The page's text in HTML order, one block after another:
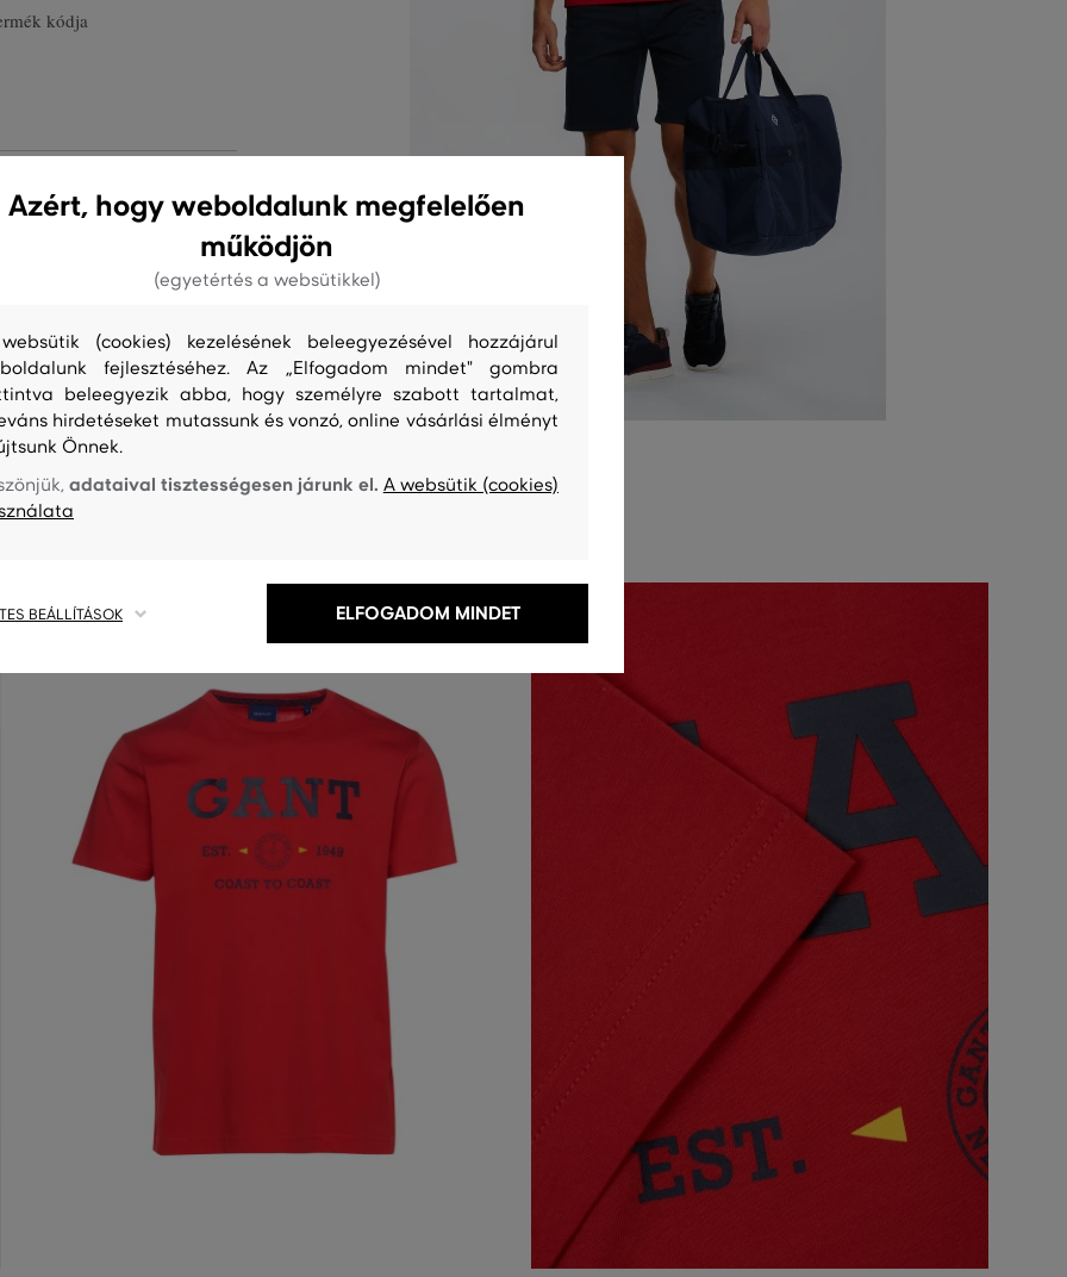
kódja
TISZTÍTÁS
Azért, hogy weboldalunk megfelelően
működjön
(egyetértés a websütikkel)
(cookies) kezelésének beleegyezésével hozzájárul
fejlesztéséhez. Az „Elfogadom mindet" gombra
beleegyezik abba, hogy személyre szabott tartalmat,
hirdetéseket mutassunk és vonzó, online vásárlási élményt
Önnek.
adataival tisztességesen járunk el. A websütik (cookies)
BEÁLLÍTÁSOK ELFOGADOM MINDET